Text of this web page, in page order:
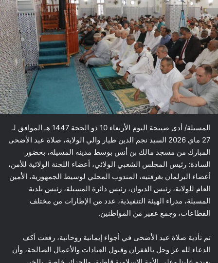
المسيلة/ أدى صبيحة اليوم الأربعاء 10 ذو الحجة 1447 هـ الموافق لـ
27 ماي 2026 السيد نجم الدين طيار والي الولاية، صلاة عيد الأضحى
المبارك من مسجد مالك بن أنس بوسط مدينة المسيلة، بحضور
السادة: رئيس المجلس الشعبي الولائي، أعضاء اللجنة الولائية للأمن،
أعضاء البرلمان بغرفتيه، المندوب المحلي لوسيط الجمهورية، الأمين
العام للولاية، رئيس الديوان، رئيس دائرة المسيلة، رئيس بلدية
المسيلة، مدراء الهيئة التنفيذية، عدد من الإطارات من مختلف
القطاعات، وجمع غفير من المواطنين.
تم تأدية صلاة عيد الأضحى في أجواء إيمانية روحانية، رفعت أكف
الدعاء لله عز وجل بالغفران وقبول العبادات والأعمال الصالحة، وأن